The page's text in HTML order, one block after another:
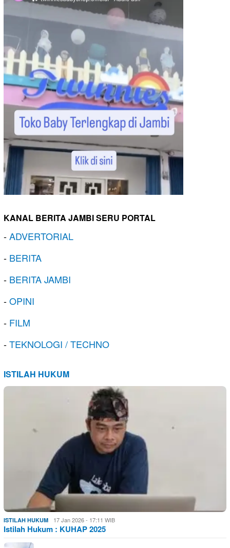
KANAL BERITA JAMBI SERU PORTAL
-ADVERTORIAL
- BERITA
- BERITA JAMBI
-OPINI
- FILM
-TEKNOLOGI / TECHNO
ISTILAH HUKUM
ISTILAH HUKUM 17 Jan 2026 - 17:11 WIB
Istilah Hukum : KUHAP 2025